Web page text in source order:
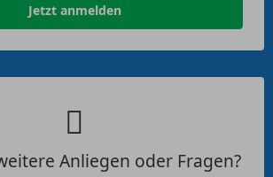
Jetzt anmelden
Anliegen oder Fragen?